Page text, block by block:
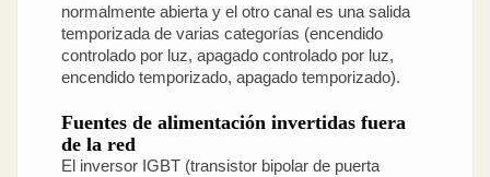
normalmente abierta y el otro canal es una salida
temporizada de varias categorías (encendido
controlado por luz, apagado controlado por luz,
encendido temporizado, apagado temporizado).
Fuentes de alimentación invertidas fuera
de la red
El inversor IGBT (transistor bipolar de puerta